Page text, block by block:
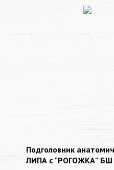
Подголовник
ЛИПА с "РОГОЖКА" БШ